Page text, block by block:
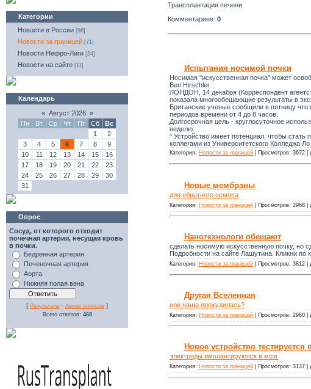
Категории
Новости в России [96]
Новости за границей [71]
Новости Нефро-Лиги [34]
Новости на сайте [11]
Календарь
« Август 2026 »
Пн
Вт Ср Чт Пт Сб
Вс
1
2
3
4 5 6 7 8
9
10
11 12 13 14 15
16
17
18 19 20 21 22
23
24
25 26 27 28 29
30
31
Опрос
Сосуд, от которого отходит
почечная артерия, несущая кровь
в почки.
Бедренная артерия
Печеночная артерия
Аорта
Нижняя полая вена
[ Результаты · Архив опросов ]
Всего ответов: 468
Трансплантация печени
Комментариев: 0
Испытания носимой почки
Носимая "искусственная почка" может
Ben Hirschler
ЛОНДОН, 14 декабря (Корреспондент
показала многообещающие результаты в
Британские ученые сообщили в пятницу
периодов времени от 4 до 8 часов.
Долгосрочная цель - круглосуточное
неделю.
" Устройство имеет потенциал, чтобы
коллегами из Университетского Колледжа Ло
Категория: Новости за границей | Просмотров: 3672 |
Новые мембраны
для обратного осмоса
Категория: Новости за границей | Просмотров: 2968 |
Нанотехнологи обещают
сделать носимую искусственную почку, но
Подробности на сайте Лашутина. Кликни по
Категория: Новости за границей | Просмотров: 3812 |
Другая Вселенная
или наша прохудилась?
Категория: Новости за границей | Просмотров: 2980 |
Новое устройство
электроды имплантируются в мозг
Категория: Новости за границей | Просмотров: 3137 |